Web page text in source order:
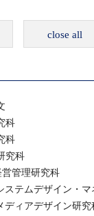
close all
科
科
究科
管理研究科
ステムデザイン・マ
ディアデザイン研究